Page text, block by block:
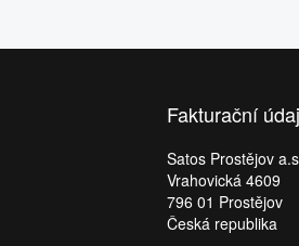
Fakturační
Satos Prostějov
Vrahovická 4609
796 01 Prostějov
Česká republika